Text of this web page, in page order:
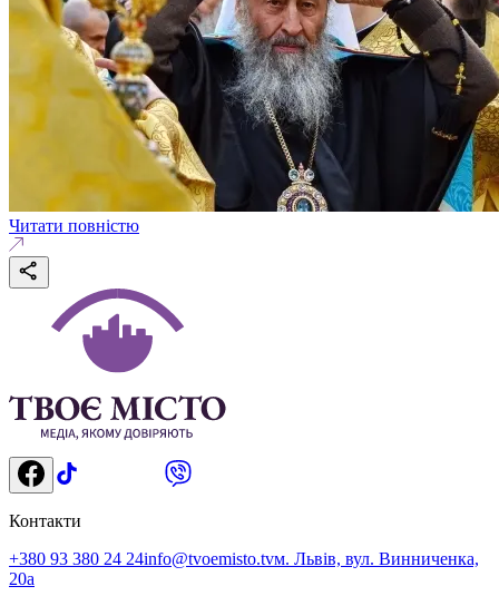
Читати повністю
Контакти
+380 93 380 24 24info@tvoemisto.tvм. Львів, вул. Винниченка,
20а